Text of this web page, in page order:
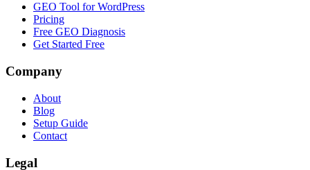
GEO Tool for WordPress
Pricing
Free GEO Diagnosis
Get Started Free
Company
About
Blog
Setup Guide
Contact
Legal